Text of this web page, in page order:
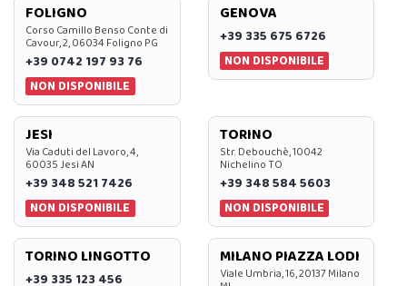
FOLIGNO
Corso Camillo Benso Conte di
Cavour, 2, 06034 Foligno PG
+39 0742 197 93 76
NON DISPONIBILE
GENOVA
+39 335 675 6726
NON DISPONIBILE
JESI
Via Caduti del Lavoro, 4,
60035 Jesi AN
+39 348 521 7426
NON DISPONIBILE
TORINO
Str. Debouchè, 10042
Nichelino TO
+39 348 584 5603
NON DISPONIBILE
TORINO LINGOTTO
+39 335 123 456
MILANO PIAZZA LODI
Viale Umbria, 16, 20137 Milano